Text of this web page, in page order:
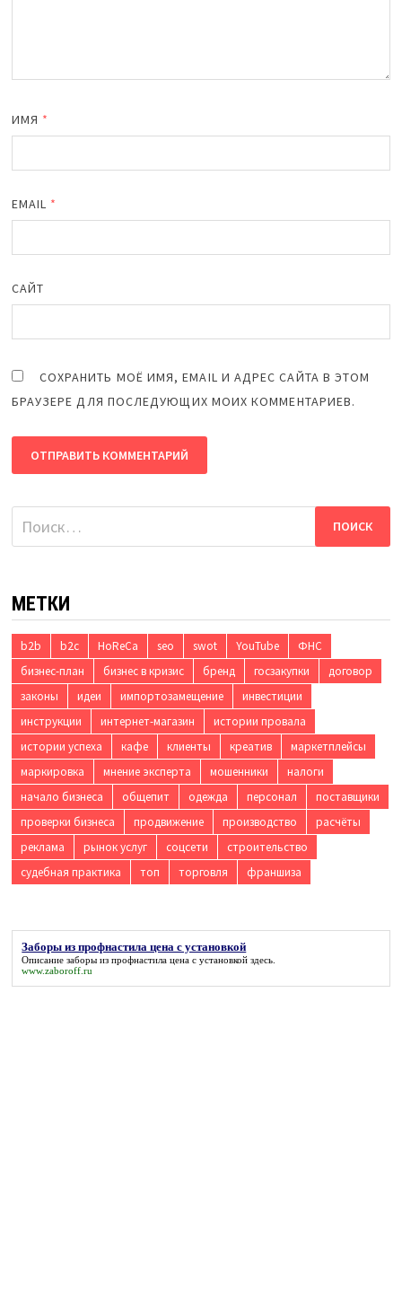
ИМЯ *
EMAIL *
САЙТ
СОХРАНИТЬ МОЁ ИМЯ, EMAIL И АДРЕС САЙТА В ЭТОМ
БРАУЗЕРЕ ДЛЯ ПОСЛЕДУЮЩИХ МОИХ КОММЕНТАРИЕВ.
Найти:
МЕТКИ
b2b b2c HoReCa seo swot YouTube
ФНС
бизнес-план
бизнес в кризис бренд госзакупки
договор
законы
идеи импортозамещение
инвестиции
инструкции
интернет-магазин
истории провала
истории успеха
кафе клиенты креатив
маркетплейсы
маркировка
мнение эксперта мошенники
налоги
начало бизнеса
общепит одежда персонал
поставщики
проверки бизнеса
продвижение производство
расчёты
реклама
рынок услуг соцсети
строительство
судебная практика
топ торговля франшиза
Заборы из профнастила цена с установкой
Описаниезаборы из профнастила цена с установкой здесь.
www.zaboroff.ru